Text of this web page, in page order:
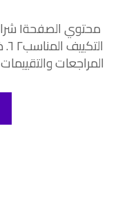
المراجعات والتقييمات٤ الخاتمة شراء تكييفات تجارية ...